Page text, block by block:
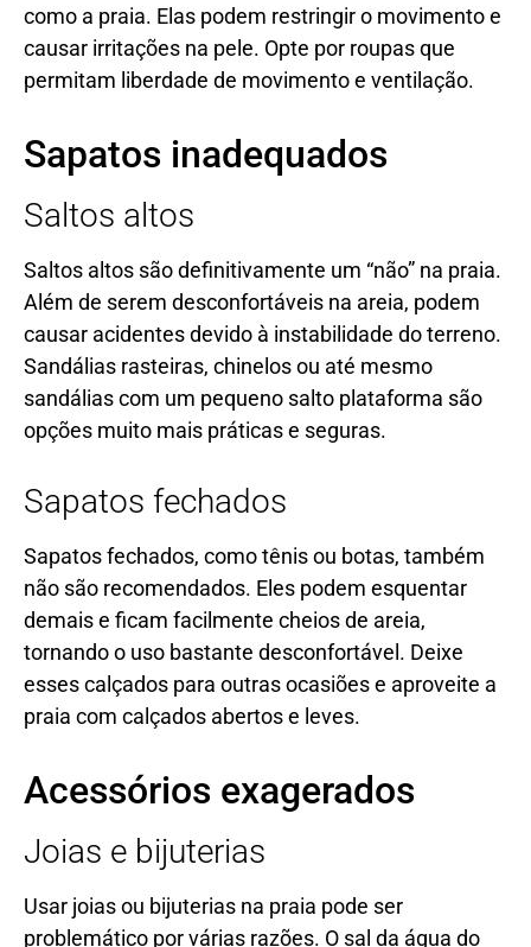
como a praia. Elas podem restringir o movimento e
causar irritações na pele. Opte por roupas que
permitam liberdade de movimento e ventilação.
Sapatos inadequados
Saltos altos
Saltos altos são definitivamente um “não” na praia.
Além de serem desconfortáveis na areia, podem
causar acidentes devido à instabilidade do terreno.
Sandálias rasteiras, chinelos ou até mesmo
sandálias com um pequeno salto plataforma são
opções muito mais práticas e seguras.
Sapatos fechados
Sapatos fechados, como tênis ou botas, também
não são recomendados. Eles podem esquentar
demais e ficam facilmente cheios de areia,
tornando o uso bastante desconfortável. Deixe
esses calçados para outras ocasiões e aproveite a
praia com calçados abertos e leves.
Acessórios exagerados
Joias e bijuterias
Usar joias ou bijuterias na praia pode ser
problemático por várias razões. O sal da água do